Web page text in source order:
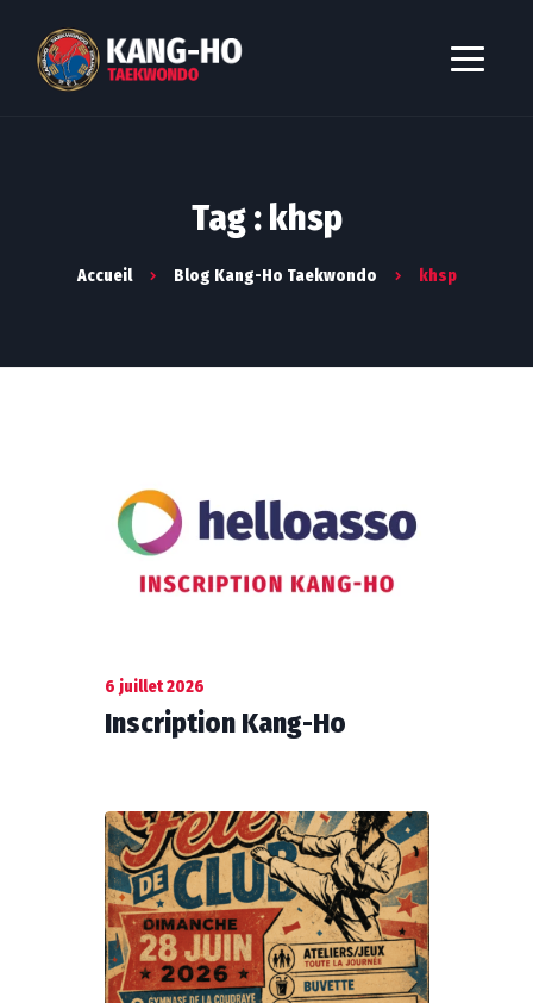
Tag : khsp
Accueil Blog Kang-Ho Taekwondo khsp
6 juillet 2026
Inscription Kang-Ho